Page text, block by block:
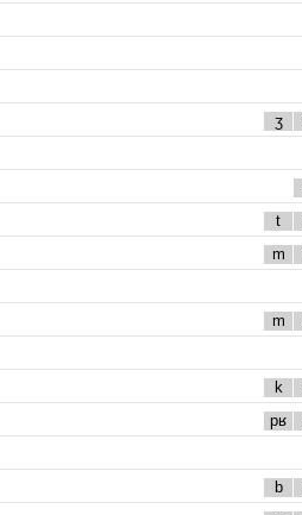
ʒ
t
m
m
k
pʁ
b